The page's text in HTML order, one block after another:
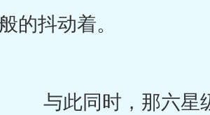
般的抖动着。
与此同时，那六星级